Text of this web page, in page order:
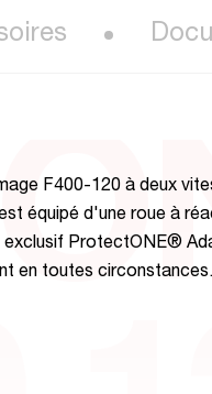
F400-120 à deux
équipé d'une roue à
exclusif ProtectONE®
en toutes circonstances.